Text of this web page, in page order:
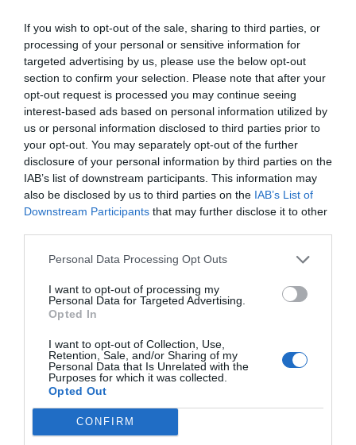
If you wish to opt-out of the sale, sharing to third parties, or
processing of your personal or sensitive information for
targeted advertising by us, please use the below opt-out
section to confirm your selection. Please note that after your
opt-out request is processed you may continue seeing
interest-based ads based on personal information utilized by
us or personal information disclosed to third parties prior to
your opt-out. You may separately opt-out of the further
disclosure of your personal information by third parties on the
IAB’s list of downstream participants. This information may
also be disclosed by us to third parties on the IAB’s List of
Downstream Participants that may further disclose it to other
Personal Data Processing Opt Outs
I want to opt-out of processing my
Personal Data for Targeted Advertising.
Opted In
I want to opt-out of Collection, Use,
Retention, Sale, and/or Sharing of my
Personal Data that Is Unrelated with the
Purposes for which it was collected.
Opted Out
CONFIRM